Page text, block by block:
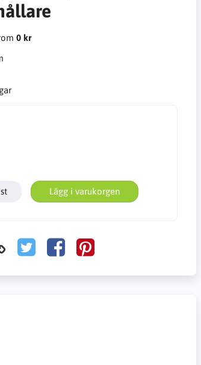
0 kr
st Lägg i varukorgen